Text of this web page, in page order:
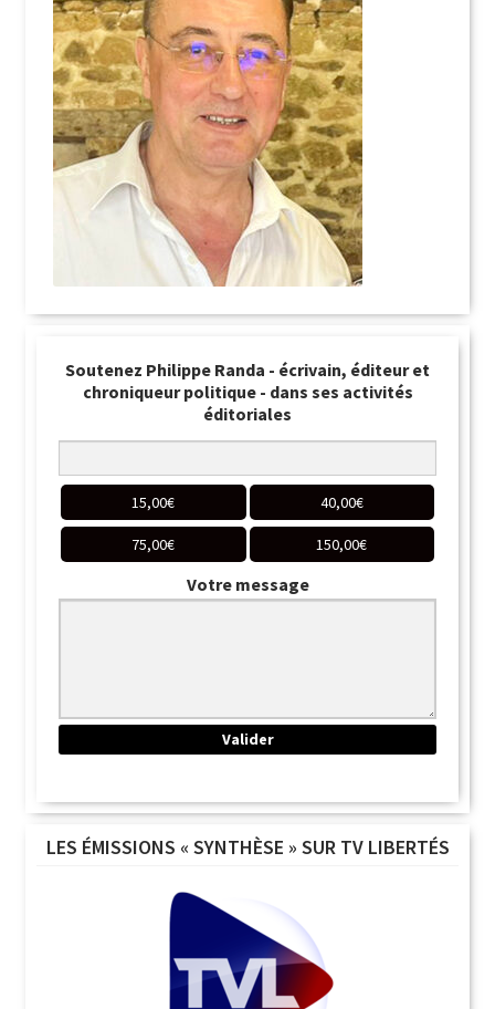
Soutenez Philippe Randa - écrivain, éditeur et
chroniqueur politique - dans ses activités
éditoriales
15,00€ 40,00€
75,00€ 150,00€
Votre message
LES ÉMISSIONS « SYNTHÈSE » SUR TV LIBERTÉS